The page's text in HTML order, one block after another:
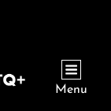
Menu